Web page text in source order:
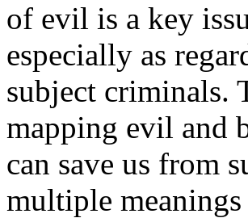
of evil is a key
especially as
subject criminals.
mapping evil and
can save us from
multiple